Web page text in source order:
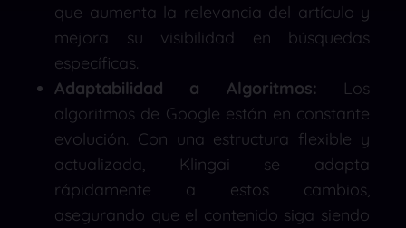
que aumenta la relevancia del artículo y
mejora su visibilidad en búsquedas
específicas.
Adaptabilidad a Algoritmos: Los
algoritmos de Google están en constante
evolución. Con una estructura flexible y
actualizada, Klingai se adapta
rápidamente a estos cambios,
asegurando que el contenido siga siendo